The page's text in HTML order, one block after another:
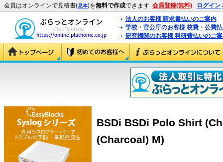
会員はオンラインで見積書(見本)を無料で作成できます 会員登録(無料) ログイン
法人のお客様 請求書払いのご案内
学校・官公庁のお客様 校費・公費
研究機関のお客様 科研費払いのご
BSDi BSDi Polo Shirt
(Charcoal) M)